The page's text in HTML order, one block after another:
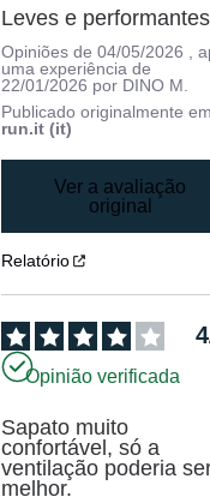
Leves e performantes
Opiniões de04/05/2026
,
uma experiência de
22/01/2026 por DINO M.
Publicado originalmente
run.it (it)
Ver a avaliação
original
Relatório
4
Opinião verificada
Sapato muito
confortável, só a
ventilação poderia
melhor.